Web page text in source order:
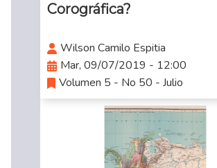
Corográfica?
Wilson Camilo Espitia
Mar, 09/07/2019 - 12:00
Volumen 5 - No 50 - Julio